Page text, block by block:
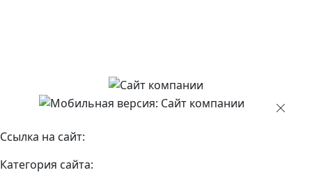
Ссылка на сайт:
Категория сайта: